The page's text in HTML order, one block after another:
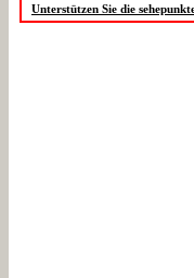
Unterstützen Sie die